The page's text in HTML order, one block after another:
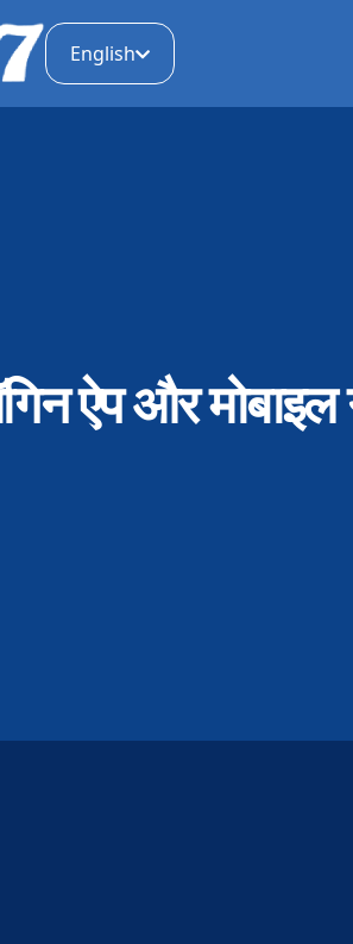
English
ऐप और